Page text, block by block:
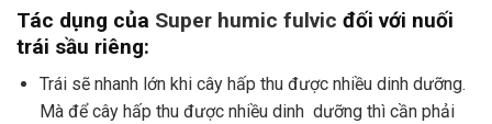
Tác dụng của Super humic fulvic đối với nuối
trái sầu riêng:
Trái sẽ nhanh lớn khi cây hấp thu được nhiều dinh dưỡng.
Mà để cây hấp thu được nhiều dinh dưỡng thì cần phải